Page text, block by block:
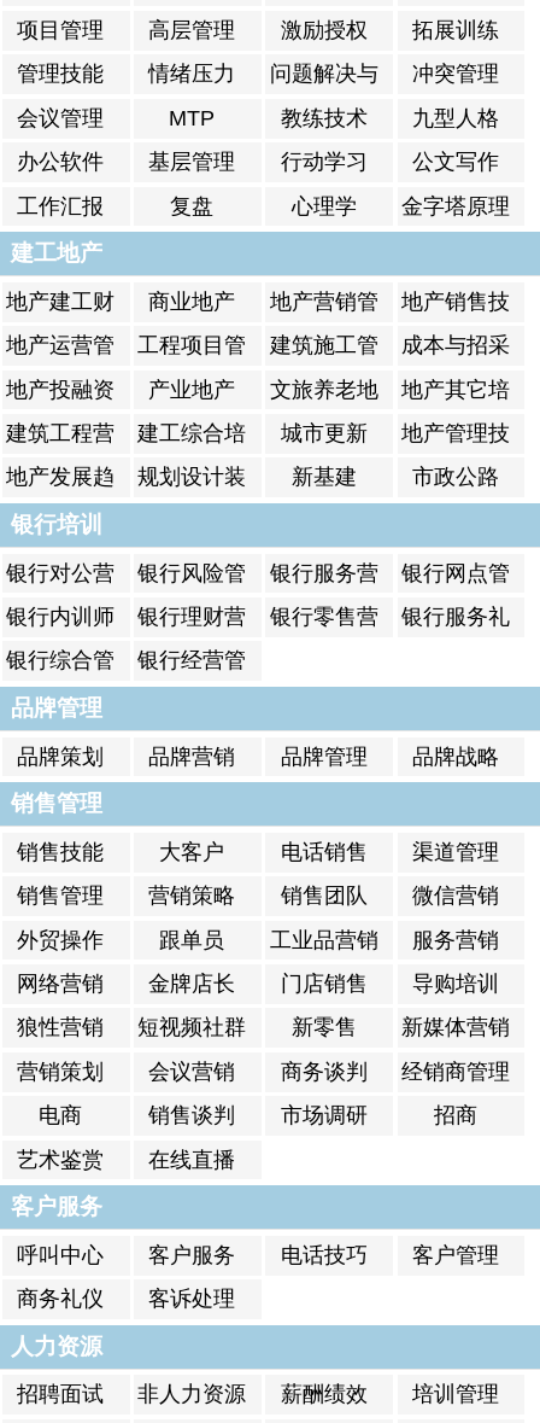
项目管理
高层管理 激励授权
拓展训练
管理技能
情绪压力
问题解决与
对策
冲突管理
会议管理
MTP 教练技术
九型人格
办公软件
基层管理 行动学习
公文写作
工作汇报
复盘 心理学 金字塔原理
建工地产
地产建工财
税
商业地产
地产营销管
理
地产销售技
能
地产运营管
理
工程项目管
理
建筑施工管
理
成本与招采
地产投融资
产业地产
文旅养老地
产
地产其它培
训
建筑工程营
销
建工综合培
训
城市更新
地产管理技
能
地产发展趋
势
规划设计装
新基建 市政公路
银行培训
银行对公营
销
银行风险管
理
银行服务营
销
银行网点管
理
银行内训师
银行理财营
销
银行零售营
银行服务礼
银行综合管
理
银行经营管
品牌管理
品牌策划 品牌营销 品牌管理 品牌战略
销售管理
销售技能 大客户 电话销售
渠道管理
销售管理
营销策略 销售团队
微信营销
外贸操作
跟单员 工业品营销
服务营销
网络营销
金牌店长 门店销售
导购培训
狼性营销
短视频社群
运营
新零售
新媒体营销
营销策划
会议营销 商务谈判
经销商管理
电商
销售谈判 市场调研
招商
艺术鉴赏
在线直播
客户服务
呼叫中心 客户服务 电话技巧
客户管理
商务礼仪
客诉处理
人力资源
招聘面试 非人力资源 薪酬绩效 培训管理